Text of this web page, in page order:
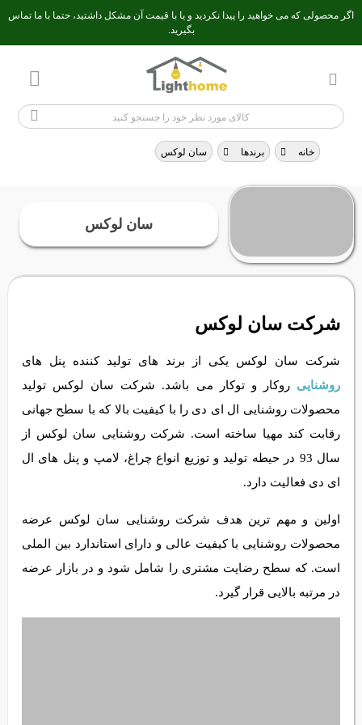
اگر محصولی که می خواهید را پیدا نکردید و یا با قیمت آن مشکل داشتید، حتما با ما تماس
بگیرید.
خانه > برندها > سان لوکس
سان لوکس
شرکت سان لوکس
شرکت سان لوکس یکی از برند های تولید کننده پنل هایروشنایی
روکار و توکار می باشد. شرکت سان لوکس تولید محصولات روشنایی
ال ای دی را با کیفیت بالا که با سطح جهانی رقابت کند مهیا ساخته
است. شرکت روشنایی سان لوکس از سال 93 در حیطه تولید و
توزیع انواع چراغ، لامپ و پنل های ال ای دی فعالیت دارد.
اولین و مهم ترین هدف شرکت روشنایی سان لوکس عرضه
محصولات روشنایی با کیفیت عالی و دارای استاندارد بین الملی
است. که سطح رضایت مشتری را شامل شود و در بازار عرضه در
مرتبه بالایی قرار گیرد.